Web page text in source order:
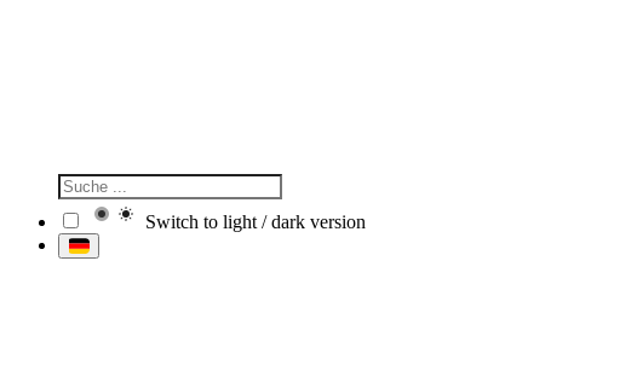
Switch to light / dark version